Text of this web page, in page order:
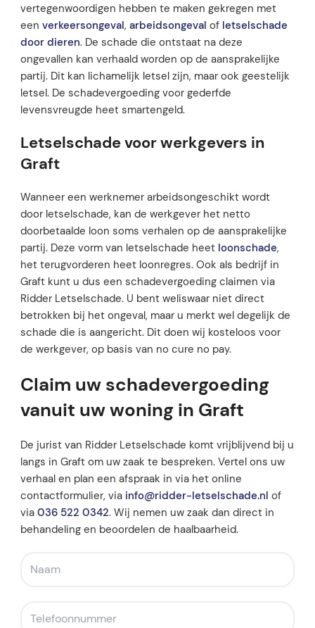
vertegenwoordigen hebben te maken gekregen met
een verkeersongeval, arbeidsongeval of letselschade
door dieren. De schade die ontstaat na deze
ongevallen kan verhaald worden op de aansprakelijke
partij. Dit kan lichamelijk letsel zijn, maar ook geestelijk
letsel. De schadevergoeding voor gederfde
levensvreugde heet smartengeld.
Letselschade voor werkgevers in
Graft
Wanneer een werknemer arbeidsongeschikt wordt
door letselschade, kan de werkgever het netto
doorbetaalde loon soms verhalen op de aansprakelijke
partij. Deze vorm van letselschade heet loonschade,
het terugvorderen heet loonregres. Ook als bedrijf in
Graft kunt u dus een schadevergoeding claimen via
Ridder Letselschade. U bent weliswaar niet direct
betrokken bij het ongeval, maar u merkt wel degelijk de
schade die is aangericht. Dit doen wij kosteloos voor
de werkgever, op basis van no cure no pay.
Claim uw schadevergoeding
vanuit uw woning in Graft
De jurist van Ridder Letselschade komt vrijblijvend bij u
langs in Graft om uw zaak te bespreken. Vertel ons uw
verhaal en plan een afspraak in via het online
contactformulier, via info@ridder-letselschade.nl of
via 036 522 0342. Wij nemen uw zaak dan direct in
behandeling en beoordelen de haalbaarheid.